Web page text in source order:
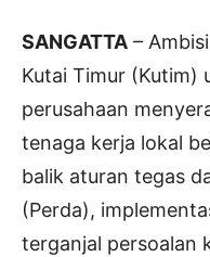
SANGATTA –
Kutai Timur (Kutim)
perusahaan
tenaga kerja lokal
balik aturan tegas
(Perda),
terganjal persoalan